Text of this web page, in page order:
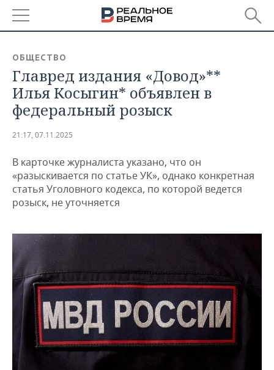
БАШКОРТОСТАН
ТАТАРСТАН
НОВОСТИ
АНАЛИТИКА
ДЕКЛАРАЦИИ О ДОХОДАХ
КОРОЛИ ГОСЗАКАЗА ПФО
ВУЗЫ ТАТАРСТАНА
КОМУ ПРИНАДЛЕЖАТ
ТОРГОВЫЕ ЦЕНТРЫ
ТАТАРСТАНА
НОВОСТИ ЭКОНОМИКИ
ФИНАНСЫ
БЮДЖЕТ
ИНВЕСТИЦИИ
ПРОМЫШЛЕННОСТЬ
НОВОСТИ
ПРОМЫШЛЕННОСТИ
МАШИНОСТРОЕНИЕ
НЕФТЕХИМИЯ
НЕФТЬ
ОПК
НЕДВИЖИМОСТЬ
НОВОСТИ НЕДВИЖИМОСТИ
НОВОСТИ АВТО
БИЗНЕС
НОВОСТИ БИЗНЕСА
РОЗНИЧНАЯ ТОРГОВЛЯ
ТРАНСПОРТ
УСЛУГИ
ТЕХНОЛОГИИ
НОВОСТИ ТЕХНОЛОГИЙ
МЕДИА
МЕРОПРИЯТИЯ
НОВОСТИ МЕРОПРИЯТИЙ
ВЫЕЗДНАЯ РЕДАКЦИЯ
СПОРТ
НОВОСТИ СПОРТА
ОБЩЕСТВО
ОБЩЕСТВО
Главред издания «Довод»**
Илья Косыгин* объявлен в
федеральный розыск
21:17, 07.11.2025
В карточке журналиста указано, что он
«разыскивается по статье УК», однако конкретная
статья Уголовного кодекса, по которой ведется
розыск, не уточняется